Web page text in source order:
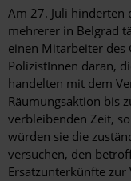
Am 27. Juli
mehrerer in Belgrad
einen Mitarbeiter des
PolizistInnen daran,
handelten mit dem
Räumungsaktion bis
verbleibenden Zeit,
würden sie die
versuchen, den
Ersatzunterkünfte zur